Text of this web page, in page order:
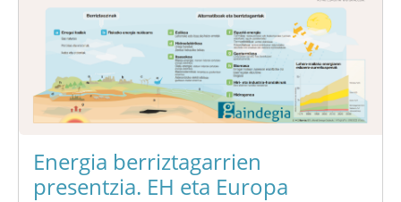
Energia berriztagarrien
presentzia. EH eta Europa